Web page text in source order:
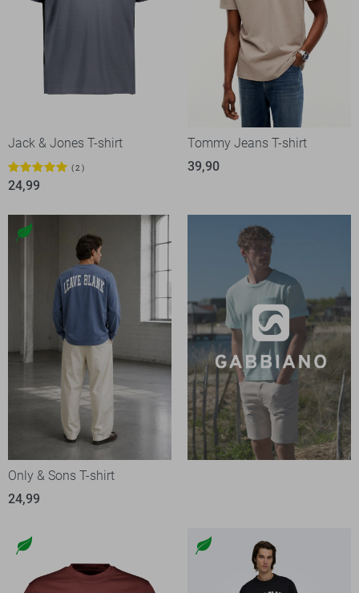
Jack & Jones T-shirt
2
24,99
Tommy Jeans T-shirt
39,90
Only & Sons T-shirt
24,99